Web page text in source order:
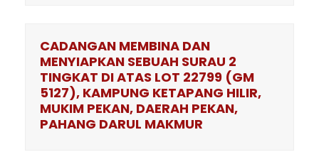
CADANGAN MEMBINA DAN
MENYIAPKAN SEBUAH SURAU 2
TINGKAT DI ATAS LOT 22799 (GM
5127), KAMPUNG KETAPANG HILIR,
MUKIM PEKAN, DAERAH PEKAN,
PAHANG DARUL MAKMUR